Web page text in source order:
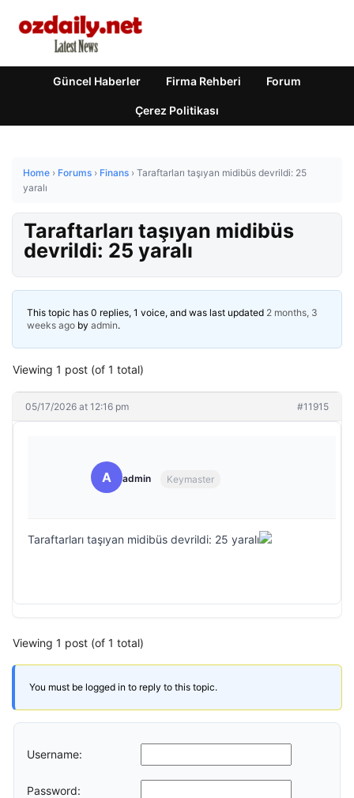
Güncel Haberler Firma Rehberi Forum
Çerez Politikası
Home › Forums › Finans › Taraftarları taşıyan midibüs devrildi: 25
yaralı
Taraftarları taşıyan midibüs
devrildi: 25 yaralı
This topic has 0 replies, 1 voice, and was last updated 2 months, 3
weeks ago by admin.
Viewing 1 post (of 1 total)
05/17/2026 at 12:16 pm #11915
A admin Keymaster
Taraftarları taşıyan midibüs devrildi: 25 yaralı
Viewing 1 post (of 1 total)
You must be logged in to reply to this topic.
Username:
Password: